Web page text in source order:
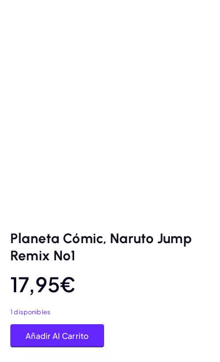
Planeta Cómic, Naruto Jump
Remix Nº1
17,95€
1 disponibles
Planeta Cómic, Naruto Jump Remix Nº1 cantidad
Añadir Al Carrito